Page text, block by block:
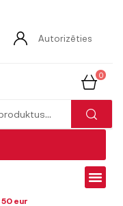
Autorizēties
0
50 eur